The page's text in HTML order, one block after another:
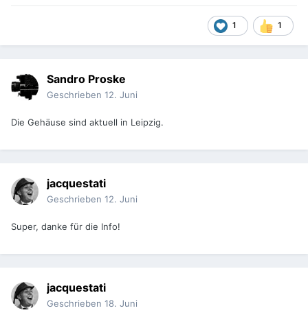
1 1
Sandro Proske
Geschrieben 12. Juni
Die Gehäuse sind aktuell in Leipzig.
jacquestati
Geschrieben 12. Juni
Super, danke für die Info!
jacquestati
Geschrieben 18. Juni